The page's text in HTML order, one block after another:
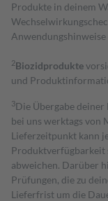
Produkte in deinem
2Biozidprodukte
und
3Die Übergabe
bei uns werktags von
Lieferzeitpunkt kann
Produktverfügbarkeit
abweichen. Darüber
Prüfungen, die zu
Lieferfrist um die